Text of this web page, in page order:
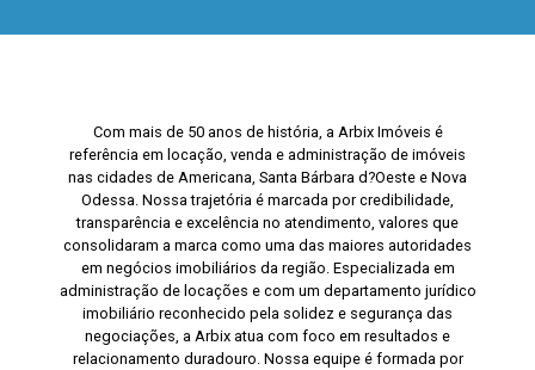
Com mais de 50 anos de história, a Arbix Imóveis é
referência em locação, venda e administração de imóveis
nas cidades de Americana, Santa Bárbara d?Oeste e Nova
Odessa. Nossa trajetória é marcada por credibilidade,
transparência e excelência no atendimento, valores que
consolidaram a marca como uma das maiores autoridades
em negócios imobiliários da região. Especializada em
administração de locações e com um departamento jurídico
imobiliário reconhecido pela solidez e segurança das
negociações, a Arbix atua com foco em resultados e
relacionamento duradouro. Nossa equipe é formada por